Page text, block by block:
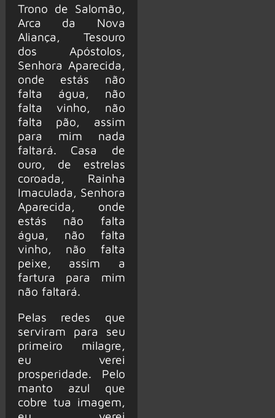
Trono de Salomão,
Arca da Nova
Aliança, Tesouro
dos Apóstolos,
Senhora Aparecida,
onde estás não
falta água, não
falta vinho, não
falta pão, assim
para mim nada
faltará. Casa de
ouro, de estrelas
coroada, Rainha
Imaculada, Senhora
Aparecida, onde
estás não falta
água, não falta
vinho, não falta
peixe, assim a
fartura para mim
não faltará.
Pelas redes que
serviram para seu
primeiro milagre,
eu verei
prosperidade. Pelo
manto azul que
cobre tua imagem,